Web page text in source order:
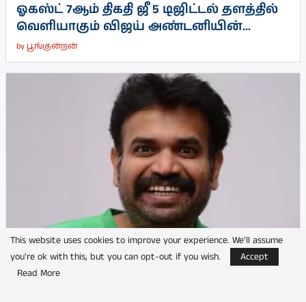
ஓகஸ்ட் 7ஆம் திகதி ஜீ 5 டிஜிட்டல் தளத்தில்
வெளியாகும் விஜய் அண்டனியின்...
by பூங்குன்றன்
This website uses cookies to improve your experience. We'll assume
you're ok with this, but you can opt-out if you wish.
Accept
Read More